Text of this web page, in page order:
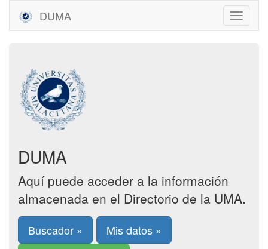
DUMA
DUMA
Aquí puede acceder a la información
almacenada en el Directorio de la UMA.
Buscador »
Mis datos »